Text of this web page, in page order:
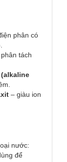
phân có
tách
– giàu ion
nước:
để